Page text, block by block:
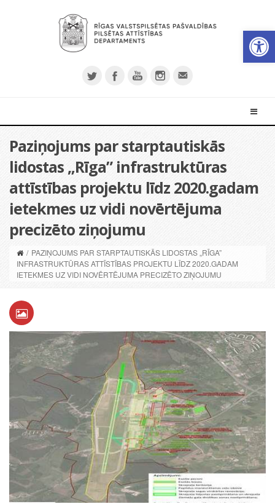
Paziņojums par starptautiskās
lidostas „Rīga” infrastruktūras
attīstības projektu līdz 2020.gadam
ietekmes uz vidi novērtējuma
precizēto ziņojumu
/ PAZIŅOJUMS PAR STARPTAUTISKĀS LIDOSTAS „RĪGA”
INFRASTRUKTŪRAS ATTĪSTĪBAS PROJEKTU LĪDZ 2020.GADAM
IETEKMES UZ VIDI NOVĒRTĒJUMA PRECIZĒTO ZIŅOJUMU